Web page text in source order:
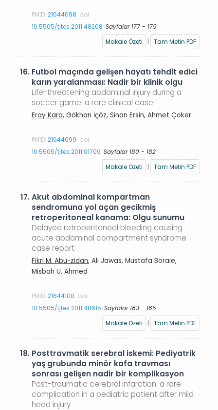
PMID:21644098 doi:
10.5505/tjtes.2011.48208 Sayfalar 177 - 179
Makale Özeti
| Tam Metin PDF
16. Futbol maçında gelişen hayatı tehdit edici
karın yaralanması: Nadir bir klinik olgu
Life-threatening abdominal injury during a
soccer game: a rare clinical case
Eray Kara, Gökhan İçöz, Sinan Ersin, Ahmet Çoker
PMID:21644099 doi:
10.5505/tjtes.2011.01709 Sayfalar 180 - 182
Makale Özeti
| Tam Metin PDF
17.Akut abdominal kompartman
sendromuna yol açan gecikmiş
retroperitoneal kanama: Olgu sunumu
Delayed retroperitoneal bleeding causing
acute abdominal compartment syndrome:
case report
Fikri M. Abu-zidan, Ali Jawas, Mustafa Boraie,
Misbah U. Ahmed
PMID:21644100 doi:
10.5505/tjtes.2011.48615 Sayfalar 183 - 185
Makale Özeti
| Tam Metin PDF
18. Posttravmatik serebral iskemi: Pediyatrik
yaş grubunda minör kafa travması
sonrası gelişen nadir bir komplikasyon
Post-traumatic cerebral infarction: a rare
complication in a pediatric patient after mild
head injury